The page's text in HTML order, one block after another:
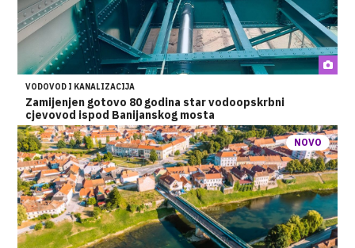
VODOVOD I KANALIZACIJA
Zamijenjen gotovo 80 godina star vodoopskrbni
cjevovod ispod Banijanskog mosta
NOVO